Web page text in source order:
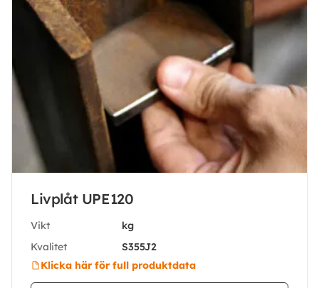
Livplåt UPE120
Vikt
kg
Kvalitet
S355J2
Klicka här för full produktdata